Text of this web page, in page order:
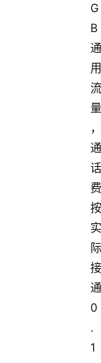
G
B
通
用
流
量
，
通
话
费
按
实
际
接
通
0
.
1